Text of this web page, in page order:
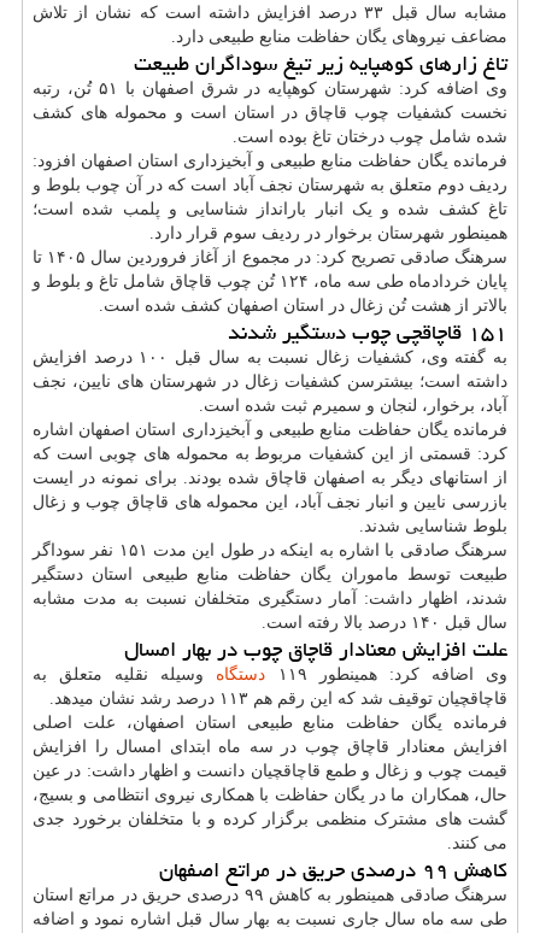
مشابه سال قبل ۳۳ درصد افزایش داشته است که نشان از تلاش
مضاعف نیروهای یگان حفاظت منابع طبیعی دارد.
تاغ زارهای کوهپایه زیر تیغ سوداگران طبیعت
وی اضافه کرد: شهرستان کوهپایه در شرق اصفهان با ۵۱ تُن، رتبه
نخست کشفیات چوب قاچاق در استان است و محموله های کشف
شده شامل چوب درختان تاغ بوده است.
فرمانده یگان حفاظت منابع طبیعی و آبخیزداری استان اصفهان افزود:
ردیف دوم متعلق به شهرستان نجف آباد است که در آن چوب بلوط و
تاغ کشف شده و یک انبار بارانداز شناسایی و پلمب شده است؛
همینطور شهرستان برخوار در ردیف سوم قرار دارد.
سرهنگ صادقی تصریح کرد: در مجموع از آغاز فروردین سال ۱۴۰۵ تا
پایان خردادماه طی سه ماه، ۱۲۴ تُن چوب قاچاق شامل تاغ و بلوط و
بالاتر از هشت تُن زغال در استان اصفهان کشف شده است.
۱۵۱ قاچاقچی چوب دستگیر شدند
به گفته وی، کشفیات زغال نسبت به سال قبل ۱۰۰ درصد افزایش
داشته است؛ بیشترسن کشفیات زغال در شهرستان های نایین، نجف
آباد، برخوار، لنجان و سمیرم ثبت شده است.
فرمانده یگان حفاظت منابع طبیعی و آبخیزداری استان اصفهان اشاره
کرد: قسمتی از این کشفیات مربوط به محموله های چوبی است که
از استانهای دیگر به اصفهان قاچاق شده بودند. برای نمونه در ایست
بازرسی نایین و انبار نجف آباد، این محموله های قاچاق چوب و زغال
بلوط شناسایی شدند.
سرهنگ صادقی با اشاره به اینکه در طول این مدت ۱۵۱ نفر سوداگر
طبیعت توسط ماموران یگان حفاظت منابع طبیعی استان دستگیر
شدند، اظهار داشت: آمار دستگیری متخلفان نسبت به مدت مشابه
سال قبل ۱۴۰ درصد بالا رفته است.
علت افزایش معنادار قاچاق چوب در بهار امسال
وی اضافه کرد: همینطور ۱۱۹ دستگاه وسیله نقلیه متعلق به
قاچاقچیان توقیف شد که این رقم هم ۱۱۳ درصد رشد نشان میدهد.
فرمانده یگان حفاظت منابع طبیعی استان اصفهان، علت اصلی
افزایش معنادار قاچاق چوب در سه ماه ابتدای امسال را افزایش
قیمت چوب و زغال و طمع قاچاقچیان دانست و اظهار داشت: در عین
حال، همکاران ما در یگان حفاظت با همکاری نیروی انتظامی و بسیج،
گشت های مشترک منظمی برگزار کرده و با متخلفان برخورد جدی
می کنند.
کاهش ۹۹ درصدی حریق در مراتع اصفهان
سرهنگ صادقی همینطور به کاهش ۹۹ درصدی حریق در مراتع استان
طی سه ماه سال جاری نسبت به بهار سال قبل اشاره نمود و اضافه